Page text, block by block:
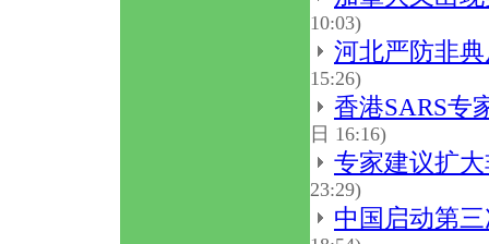
10:03)
河北严防非
15:26)
香港SARS专
日 16:16)
专家建议扩
23:29)
中国启动第